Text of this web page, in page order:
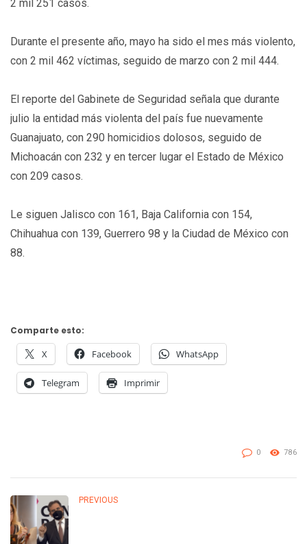
2 mil 251 casos.
Durante el presente año, mayo ha sido el mes más violento,
con 2 mil 462 víctimas, seguido de marzo con 2 mil 444.
El reporte del Gabinete de Seguridad señala que durante
julio la entidad más violenta del país fue nuevamente
Guanajuato, con 290 homicidios dolosos, seguido de
Michoacán con 232 y en tercer lugar el Estado de México
con 209 casos.
Le siguen Jalisco con 161, Baja California con 154,
Chihuahua con 139, Guerrero 98 y la Ciudad de México con
88.
Comparte esto:
X Facebook WhatsApp
Telegram Imprimir
0 786
PREVIOUS